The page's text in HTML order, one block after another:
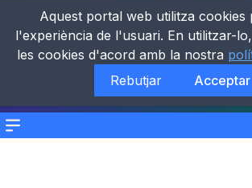
Menu
Aquest portal web utilitza cookies
l'experiència de l'usuari. En utilitzar-
les cookies d'acord amb la nostra
Rebutjar
Acceptar